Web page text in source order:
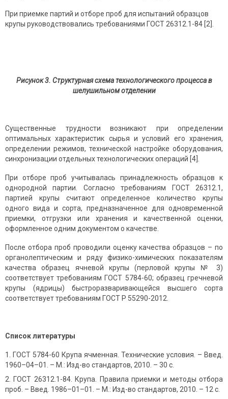
При приемке партий и отборе проб для испытаний образцов
крупы руководствовались требованиями ГОСТ 26312.1-84 [2].
Рисунок 3. Структурная схема технологического процесса в
шелушильном отделении
Существенные трудности возникают при определении
оптимальных характеристик сырья и условий его хранения,
определении режимов, технической настройке оборудования,
синхронизации отдельных технологических операций [4].
При отборе проб учитывалась принадлежность образцов к
однородной партии. Согласно требованиям ГОСТ 26312.1,
партией крупы считают определенное количество крупы
одного вида и сорта, предназначенное для одновременной
приемки, отгрузки или хранения и качественной оценки,
оформленное одним документом о качестве.
После отбора проб проводили оценку качества образцов – по
органолептическим и ряду физико-химических показателям
качества образец ячневой крупы (перловой крупы № 3)
соответствует требованиям ГОСТ 5784-60; образец гречневой
крупы (ядрицы) быстроразваривающейся высшего сорта
соответствует требованиям ГОСТ Р 55290-2012.
Список литературы
ГОСТ 5784-60 Крупа ячменная. Технические условия. – Введ.
1960–04–01. – М.: Изд-во стандартов, 2010. – 30 с.
ГОСТ 26312.1-84. Крупа. Правила приемки и методы отбора
проб. – Введ. 1986–01–01. – М.: Изд-во стандартов, 2010. – 12 с.